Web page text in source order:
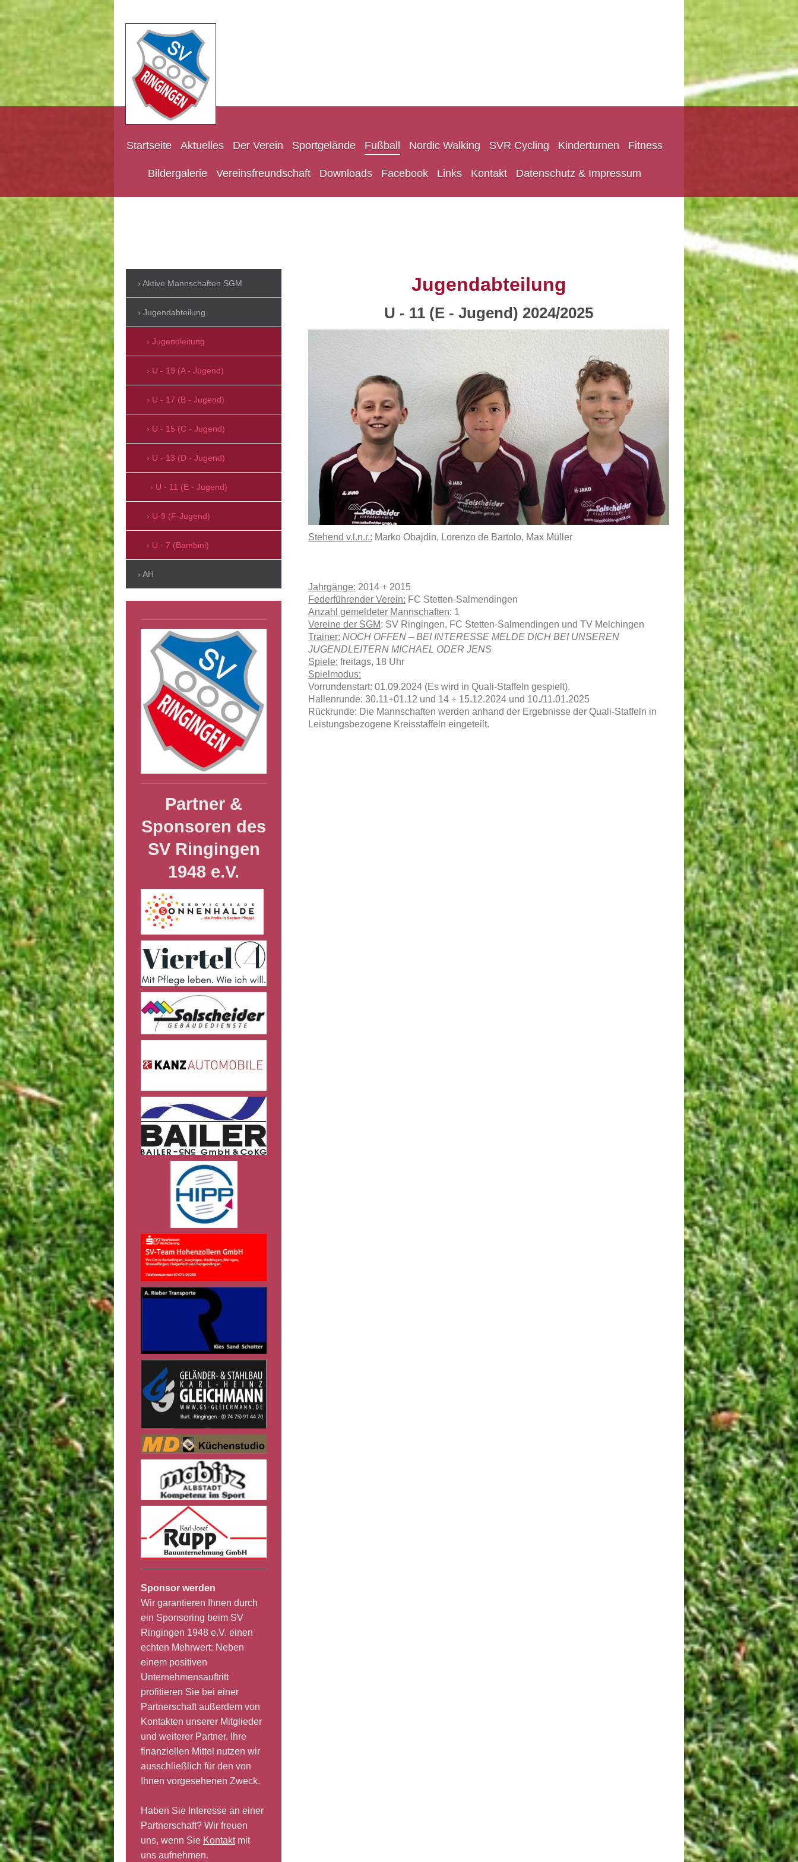
Startseite Aktuelles Der Verein Sportgelände Fußball Nordic Walking SVR Cycling Kinderturnen Fitness
Bildergalerie Vereinsfreundschaft Downloads Facebook Links Kontakt Datenschutz & Impressum
Jugendabteilung
U - 11 (E - Jugend) 2024/2025
Stehend v.l.n.r.: Marko Obajdin, Lorenzo de Bartolo, Max Müller
Jahrgänge: 2014 + 2015
Federführender Verein: FC Stetten-Salmendingen
Anzahl gemeldeter Mannschaften: 1
Vereine der SGM: SV Ringingen, FC Stetten-Salmendingen und TV Melchingen
Trainer: NOCH OFFEN – BEI INTERESSE MELDE DICH BEI UNSEREN
JUGENDLEITERN MICHAEL ODER JENS
Spiele: freitags, 18 Uhr
Spielmodus:
Vorrundenstart: 01.09.2024 (Es wird in Quali-Staffeln gespielt).
Hallenrunde: 30.11+01.12 und 14 + 15.12.2024 und 10./11.01.2025
Rückrunde: Die Mannschaften werden anhand der Ergebnisse der Quali-Staffeln in
Leistungsbezogene Kreisstaffeln eingeteilt.
Aktive Mannschaften SGM
Jugendabteilung
Jugendleitung
U - 19 (A - Jugend)
U - 17 (B - Jugend)
U - 15 (C - Jugend)
U - 13 (D - Jugend)
U - 11 (E - Jugend)
U-9 (F-Jugend)
U - 7 (Bambini)
AH
Partner &
Sponsoren des
SV Ringingen
1948 e.V.
Sponsor werden
Wir garantieren Ihnen durch
ein Sponsoring beim SV
Ringingen 1948 e.V. einen
echten Mehrwert: Neben
einem positiven
Unternehmensauftritt
profitieren Sie bei einer
Partnerschaft außerdem von
Kontakten unserer Mitglieder
und weiterer Partner. Ihre
finanziellen Mittel nutzen wir
ausschließlich für den von
Ihnen vorgesehenen Zweck.
Haben Sie Interesse an einer
Partnerschaft? Wir freuen
uns, wenn Sie Kontaktmit
uns aufnehmen.